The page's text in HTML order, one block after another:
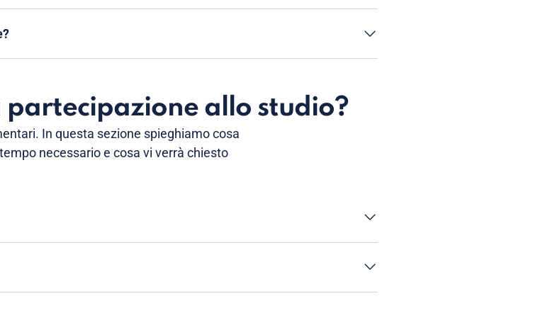
partecipazione allo studio?
In questa sezione spieghiamo cosa
necessario e cosa vi verrà chiesto